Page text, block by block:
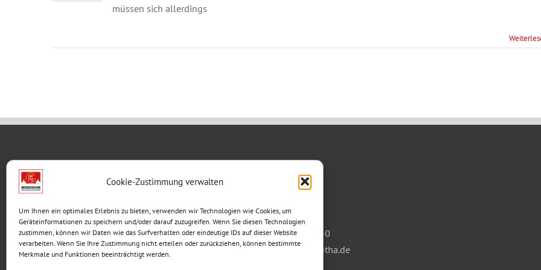
Cookie-Zustimmung verwalten
Um Ihnen ein optimales Erlebnis zu bieten, verwenden wir Technologien wie Cookies, um
Geräteinformationen zu speichern und/oder darauf zuzugreifen. Wenn Sie diesen Technologien
zustimmen, können wir Daten wie das Surfverhalten oder eindeutige IDs auf dieser Website
verarbeiten. Wenn Sie Ihre Zustimmung nicht erteilen oder zurückziehen, können bestimmte
Merkmale und Funktionen beeinträchtigt werden.
müssen sich allerdings
99867 Gotha
Telefon:03621/3077-0
E-Mail: info@wbg-gotha.de